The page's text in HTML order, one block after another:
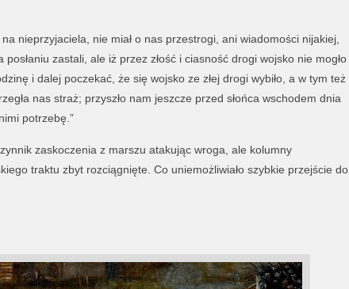
na nieprzyjaciela, nie miał o nas przestrogi, ani wiadomości nijakiej,
zastali, ale iż przez złość i ciasność drogi wojsko nie mogło
i dalej poczekać, że się wojsko ze złej drogi wybiło, a w tym też
nas straż; przyszło nam jeszcze przed słońca wschodem dnia
potrzebę.”
zaskoczenia z marszu atakując wroga, ale kolumny
traktu zbyt rozciągnięte. Co uniemożliwiało szybkie przejście do